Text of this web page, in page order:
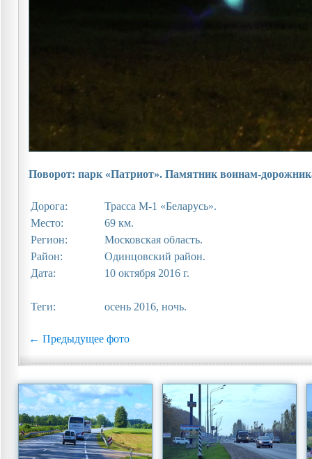
Поворот: парк «Патриот». Памятник воинам-
Дорога:
Трасса М-1 «Беларусь».
Место:
69 км.
Регион:
Московская область.
Район:
Одинцовский район.
Дата:
10 октября 2016 г.
Теги: осень 2016, ночь.
← Предыдущее фото